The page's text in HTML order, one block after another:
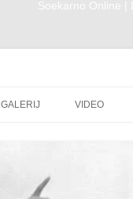
Soekarno Online
GALERIJ VIDEO